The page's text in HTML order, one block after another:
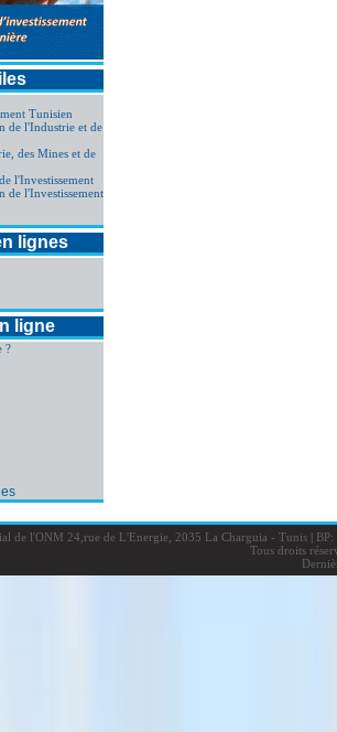
Tunisien
de l'Industrie et de
des Mines et de
l'Investissement
de l'Investissement
lignes
ligne
?
de l'ONM 24,rue de L'Energie, 2035 La Charguia - Tunis |BP:
Tous droits